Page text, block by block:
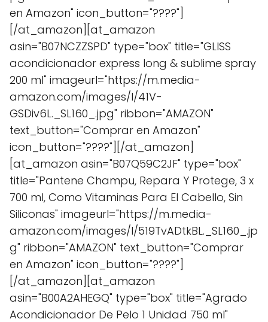
en Amazon" icon_button="????"]
[/at_amazon][at_amazon
asin="B07NCZZSPD" type="box" title="GLISS
acondicionador express long & sublime spray
200 ml" imageurl="https://m.media-
amazon.com/images/I/41V-
GSDiv6L._SL160_.jpg" ribbon="AMAZON"
text_button="Comprar en Amazon"
icon_button="????"][/at_amazon]
[at_amazon asin="B07Q59C2JF" type="box"
title="Pantene Champu, Repara Y Protege, 3 x
700 ml, Como Vitaminas Para El Cabello, Sin
Siliconas" imageurl="https://m.media-
amazon.com/images/I/519TvADtkBL._SL160_.jp
g" ribbon="AMAZON" text_button="Comprar
en Amazon" icon_button="????"]
[/at_amazon][at_amazon
asin="B00A2AHEGQ" type="box" title="Agrado
Acondicionador De Pelo 1 Unidad 750 ml"